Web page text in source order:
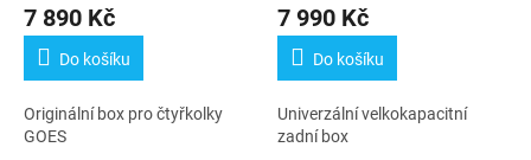
7 890 Kč
Do košíku
Originální box pro čtyřkolky
GOES
7 990 Kč
Do košíku
Univerzální velkokapacitní
zadní box